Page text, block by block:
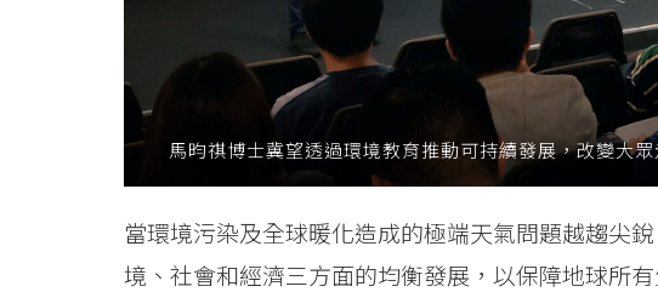
University
馬昀祺博士冀望透過環境教育推動可持續發展，改變大眾
當環境污染及全球暖化造成的極端天氣問題越趨尖
境、社會和經濟三方面的均衡發展，以保障地球所